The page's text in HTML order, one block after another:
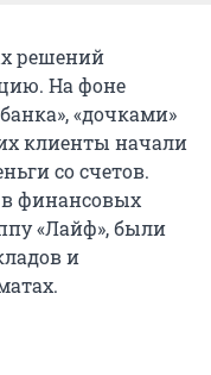
решений
На фоне
«дочками»
клиенты начали
со счетов.
в финансовых
«Лайф», были
и